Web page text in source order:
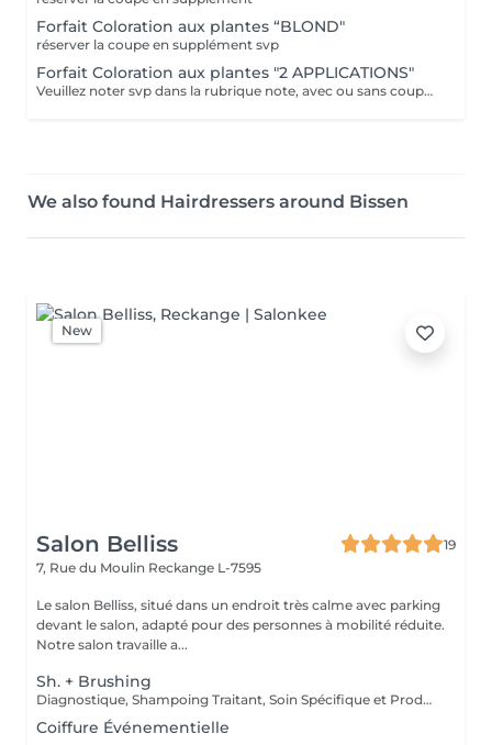
Forfait Coloration aux plantes “BLOND"
réserver la coupe en supplément svp
Forfait Coloration aux plantes "2 APPLICATIONS"
Veuillez noter svp dans la rubrique note, avec ou sans coupe. Merci.
We also found Hairdressers around Bissen
New
Salon Belliss
19
7, Rue du Moulin Reckange L-7595
Le salon Belliss, situé dans un endroit très calme avec parking
devant le salon, adapté pour des personnes à mobilité réduite.
Notre salon travaille a...
Sh. + Brushing
Diagnostique, Shampoing Traitant, Soin Spécifique et Produits Coiffants inclus
Coiffure Événementielle